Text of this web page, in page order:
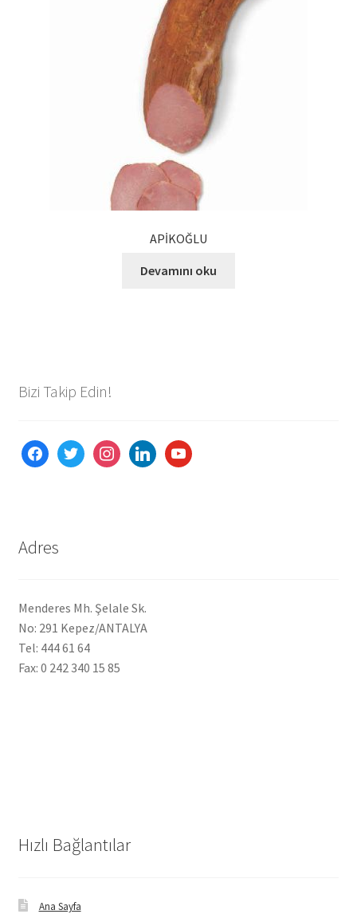
APİKOĞLU
Devamını oku
Bizi Takip Edin!
facebooktwitter instagramlinkedinyoutube
Adres
Menderes Mh. Şelale Sk.
No: 291 Kepez/ANTALYA
Tel: 444 61 64
Fax: 0 242 340 15 85
Hızlı Bağlantılar
Ana Sayfa